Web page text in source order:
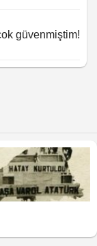
güvenmiştim!